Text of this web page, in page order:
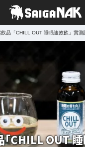
飲品「CHILL OUT 睡眠速效飲」實測
CHILL OUT